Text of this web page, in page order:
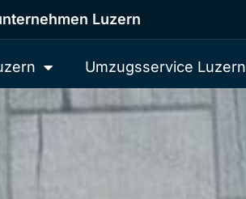
Luzern
Umzugsservice Luzern